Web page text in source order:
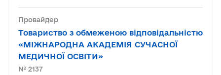
Провайдер
Товариство з обмеженою відповідальністю
«МІЖНАРОДНА АКАДЕМІЯ СУЧАСНОЇ
МЕДИЧНОЇ ОСВІТИ»
№ 2137